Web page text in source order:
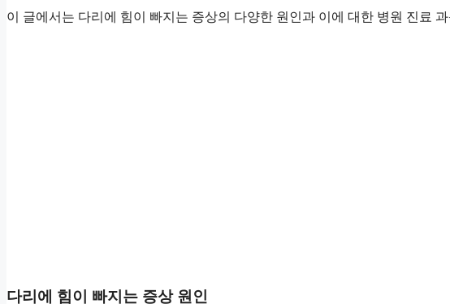
이 글에서는 다리에 힘이 빠지는 증상의 다양한 원인과 이에 대한 병원 진료
다리에 힘이 빠지는 증상 원인